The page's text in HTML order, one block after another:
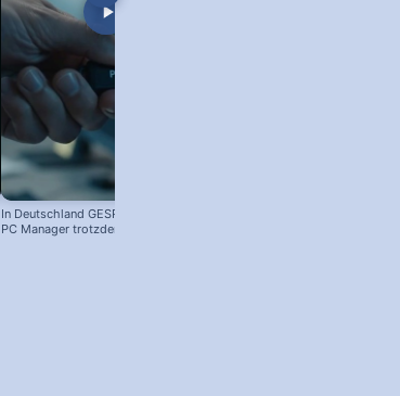
In Deutschland GESPERRT: Microsoft
PC Manager trotzdem installieren